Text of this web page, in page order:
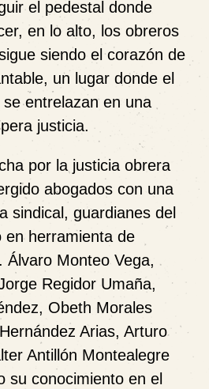
el pedestal donde
en lo alto, los obreros
siendo el corazón de
un lugar donde el
entrelazan en una
justicia.
por la justicia obrera
abogados con una
sindical, guardianes del
en herramienta de
Álvaro Monteo Vega,
Regidor Umaña,
Obeth Morales
Arias, Arturo
Antillón Montealegre
su conocimiento en el